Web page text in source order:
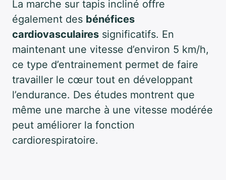
La marche sur tapis incliné offre
également des bénéfices
cardiovasculaires significatifs. En
maintenant une vitesse d’environ 5 km/h,
ce type d’entrainement permet de faire
travailler le cœur tout en développant
l’endurance. Des études montrent que
même une marche à une vitesse modérée
peut améliorer la fonction
cardiorespiratoire.